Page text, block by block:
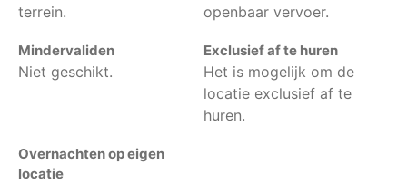
terrein.
openbaar vervoer.
Mindervaliden
Niet geschikt.
Exclusief af te huren
Het is mogelijk om de
locatie exclusief af te
huren.
Overnachten op eigen
locatie